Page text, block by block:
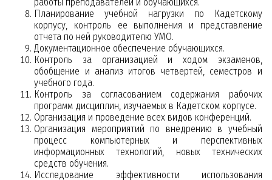
Планирование учебной нагрузки по Кадетскому
корпусу, контроль ее выполнения и представление
отчета по ней руководителю УМО.
Документационное обеспечение обучающихся.
Контроль за организацией и ходом экзаменов,
обобщение и анализ итогов четвертей, семестров и
учебного года.
Контроль за согласованием содержания рабочих
программ дисциплин, изучаемых в Кадетском корпусе.
Организация и проведение всех видов конференций.
Организация мероприятий по внедрению в учебный
процесс компьютерных и перспективных
информационных технологий, новых технических
средств обучения.
Исследование эффективности использования